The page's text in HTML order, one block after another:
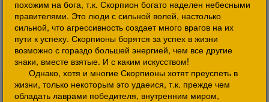
похожим на бога, т.к. Скорпион богато наделен небесными
правителями. Это люди с сильной волей, настолько
сильной, что агрессивность создает много врагов на их
пути к успеху. Скорпионы борятся за успех в жизни
возможно с гораздо большей энергией, чем все другие
знаки, вместе взятые. И с каким искусством!
Однако, хотя и многие Скорпионы хотят преуспеть в
жизни, только некоторым это удаеися, т.к. прежде чем
обладать лаврами победителя, внутренним миром,